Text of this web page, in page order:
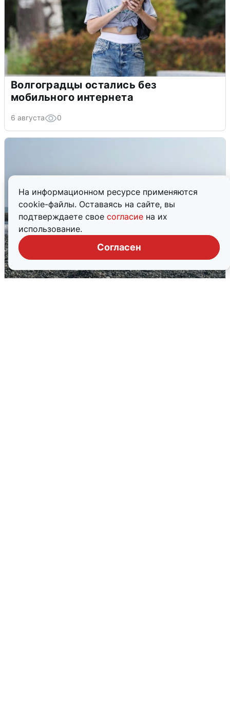
На информационном ресурсе применяются
cookie-файлы. Оставаясь на сайте, вы
подтверждаете свое согласие на их
использование.
Согласен
Волгоградцы остались без
мобильного интернета
6 августа 0